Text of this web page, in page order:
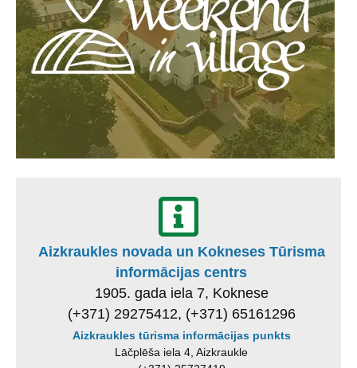
Aizkraukles novada un Kokneses Tūrisma
informācijas centrs
1905. gada iela 7, Koknese
(+371) 29275412, (+371) 65161296
Aizkraukles tūrisma informācijas punkts
Lāčplēša iela 4, Aizkraukle